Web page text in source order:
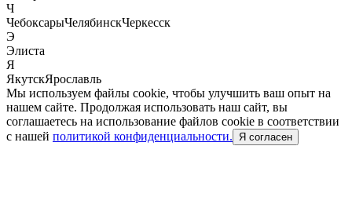
Ч
ЧебоксарыЧелябинскЧеркесск
Э
Элиста
Я
ЯкутскЯрославль
Мы используем файлы cookie, чтобы улучшить ваш опыт на
нашем сайте. Продолжая использовать наш сайт, вы
соглашаетесь на использование файлов cookie в соответствии
с нашей политикой конфиденциальности. Я согласен